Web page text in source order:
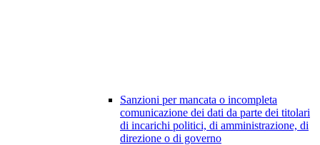
Sanzioni per mancata o incompleta
comunicazione dei dati da parte dei titolari
di incarichi politici, di amministrazione, di
direzione o di governo